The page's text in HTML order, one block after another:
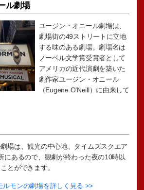
ル劇場
ユージン・オニール劇場は、
劇場街の49ストリートに立地
する味のある劇場。劇場名は
ノーベル文学賞受賞者として
アメリカの近代演劇を築いた
劇作家ユージン・オニール
（Eugene O’Neill）に由来して
場は、観光の中心地、タイムズスクエア
にあるので、観劇が終わった夜の10時以
とができます。
ルモンの劇場を詳しく見る >>